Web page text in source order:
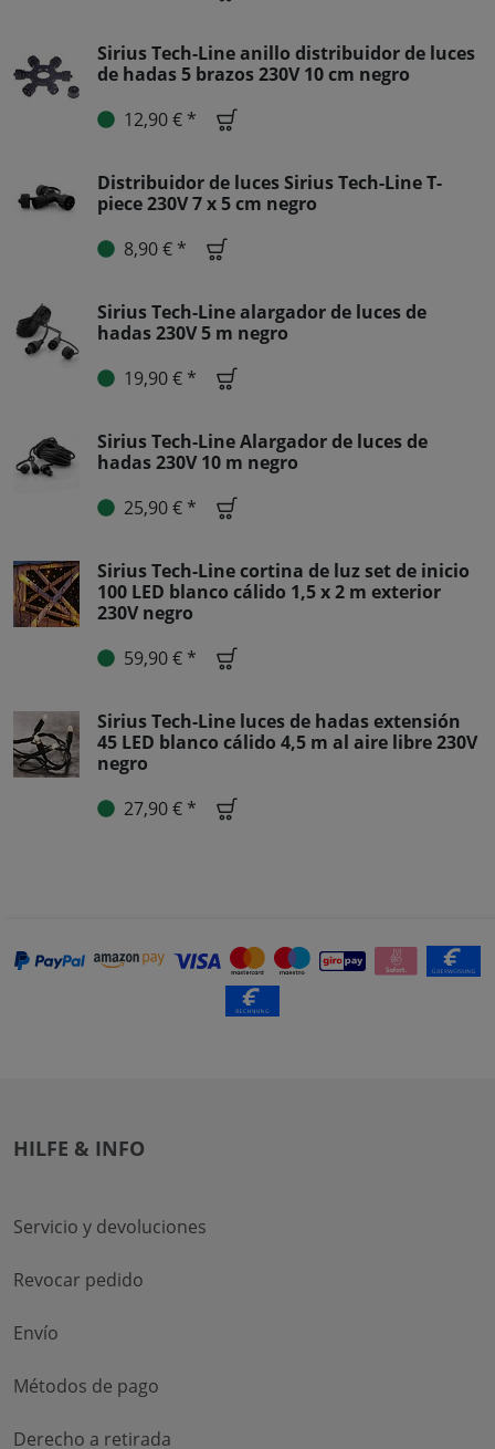
Sirius Tech-Line anillo distribuidor de luces
de hadas 5 brazos 230V 10 cm negro
12,90 € *
Distribuidor de luces Sirius Tech-Line T-
piece 230V 7 x 5 cm negro
8,90 € *
Sirius Tech-Line alargador de luces de
hadas 230V 5 m negro
19,90 € *
Sirius Tech-Line Alargador de luces de
hadas 230V 10 m negro
25,90 € *
Sirius Tech-Line cortina de luz set de inicio
100 LED blanco cálido 1,5 x 2 m exterior
230V negro
59,90 € *
Sirius Tech-Line luces de hadas extensión
45 LED blanco cálido 4,5 m al aire libre 230V
negro
27,90 € *
HILFE & INFO
Servicio y devoluciones
Revocar pedido
Envío
Métodos de pago
Derecho a retirada